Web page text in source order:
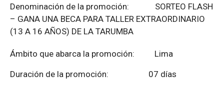
Denominación de la promoción: SORTEO FLASH
– GANA UNA BECA PARA TALLER EXTRAORDINARIO
(13 A 16 AÑOS) DE LA TARUMBA
Ámbito que abarca la promoción: Lima
Duración de la promoción: 07 días